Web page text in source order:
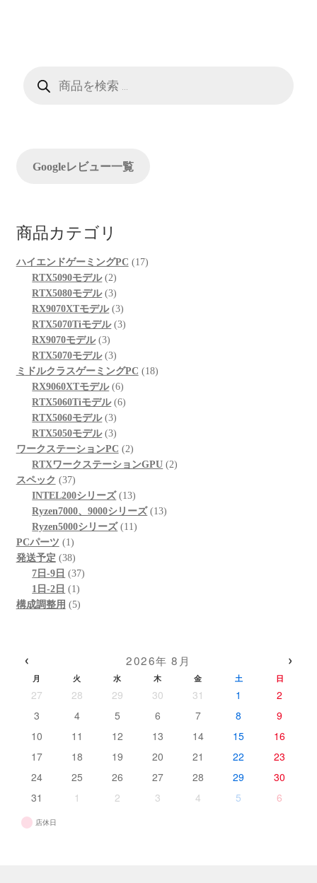
ー
ンGoogleレビュー一覧
商品カテゴリ
ハイエンドゲーミングPC 1717
RTX5090モデル 22
個
の
商
RTX5080モデル 33
個
の
品
RX9070XTモデル 33
個
品
RTX5070Tiモデル 33
商
品
RX9070モデル 33
個
の
商
品
RTX5070モデル 33
個
の
商
品
ミドルクラスゲーミングPC 1818
RX9060XTモデル 66
個
品
RTX5060Tiモデル 66
商
品
RTX5060モデル 33
個
の
商
RTX5050モデル 33
個
の
品
ワークステーションPC 22
個
商
品
RTXワークステーションGPU 22
スペック 3737
個
の
商
品
INTEL200シリーズ 1313
個
の
Ryzen7000、9000シリーズ 1313
Ryzen5000シリーズ 1111
PCパーツ 11
個
の
商
品
発送予定 3838
個
の
商
7日-9日 3737
1日-2日 11
個
構成調整用 55
‹ 2026年 8月 ›
月 火 水 木 金 土 日
27 28 29 30 31 1
2
3
4 5 6 7 8
9
10
11 12 13 14 15
16
17
18 19 20 21 22
23
24
25 26 27 28 29
30
31
1 2 3 4 5 6
店休日